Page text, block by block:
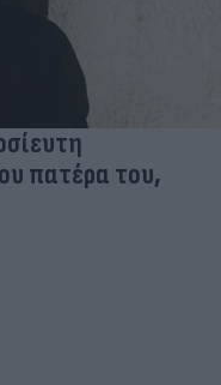
πατέρα του,